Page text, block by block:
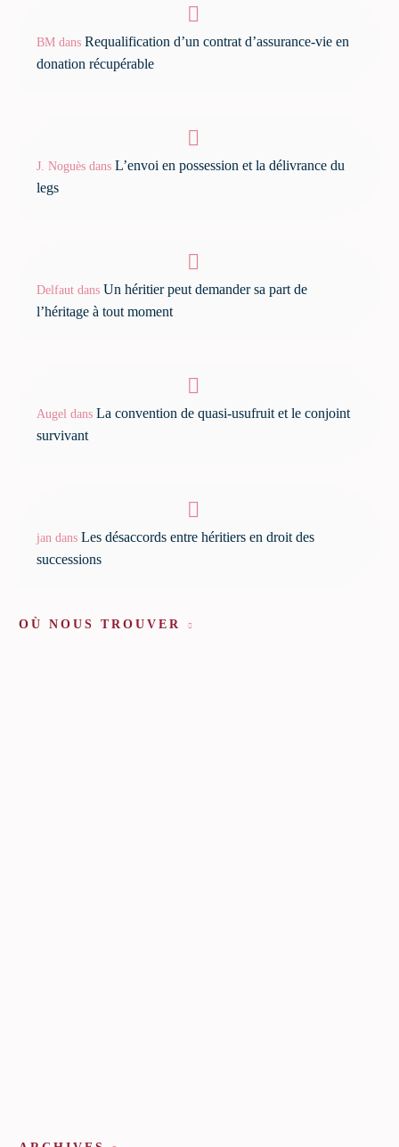
BM dans Requalification d’un contrat d’assurance-vie en
donation récupérable
J. Noguès dans L’envoi en possession et la délivrance du
legs
Delfaut dans Un héritier peut demander sa part de
l’héritage à tout moment
Augel dans La convention de quasi-usufruit et le conjoint
survivant
jan dans Les désaccords entre héritiers en droit des
successions
OÙ NOUS TROUVER